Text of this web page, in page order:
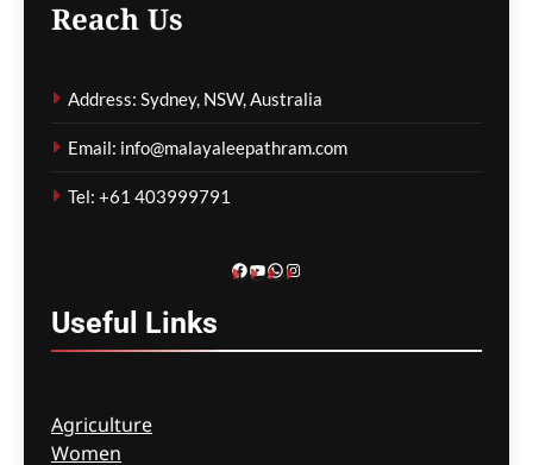
പിന്നാലെ പിഞ്ചു
കുത്തികൊലപ്പെടുത്തി
അമ്മയുടെ ക്രൂരത; ഒരു
വയസ്സുകാരൻ
ഗീത ദാസ്‌
Reach Us
Address: Sydney, NSW, Australia
Email: info@malayaleepathram.com
Tel: +61 403999791
Facebook
YouTube
WhatsApp
Instagram
Useful Links
Agriculture
Women